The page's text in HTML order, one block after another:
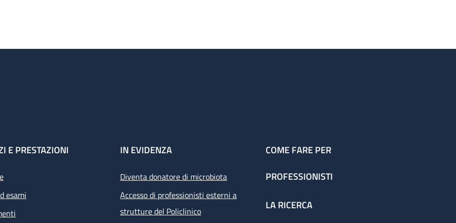
E PRESTAZIONI
esami
IN EVIDENZA
Diventa donatore di microbiota
Accesso di professionisti esterni a
strutture del Policlinico
COME FARE PER
PROFESSIONISTI
LA RICERCA